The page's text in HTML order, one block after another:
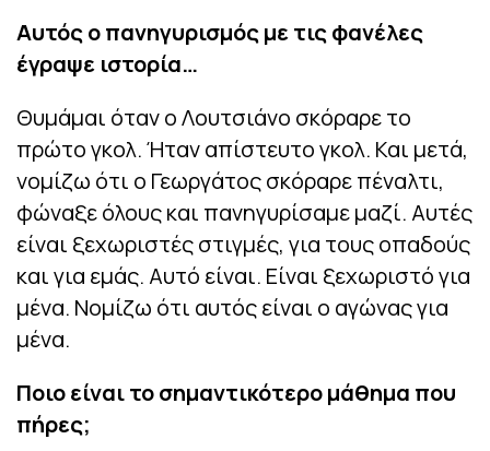
Αυτός ο πανηγυρισμός με τις φανέλες
έγραψε ιστορία…
Θυμάμαι όταν ο Λουτσιάνο σκόραρε το
πρώτο γκολ. Ήταν απίστευτο γκολ. Και μετά,
νομίζω ότι ο Γεωργάτος σκόραρε πέναλτι,
φώναξε όλους και πανηγυρίσαμε μαζί. Αυτές
είναι ξεχωριστές στιγμές, για τους οπαδούς
και για εμάς. Αυτό είναι. Είναι ξεχωριστό για
μένα. Νομίζω ότι αυτός είναι ο αγώνας για
μένα.
Ποιο είναι το σημαντικότερο μάθημα που
πήρες;